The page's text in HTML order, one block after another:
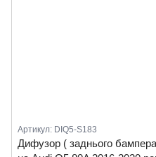
Артикул: DIQ5-S183
Дифузор ( заднього